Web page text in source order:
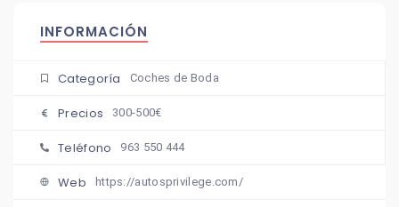
INFORMACIÓN
Categoría Coches de Boda
Precios 300-500€
Teléfono 963 550 444
Web https://autosprivilege.com/